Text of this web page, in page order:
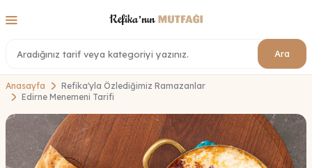
Ara
Anasayfa
Refika'yla Özlediğimiz Ramazanlar
Edirne Menemeni Tarifi